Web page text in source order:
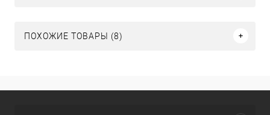
ПОХОЖИЕ ТОВАРЫ (8)